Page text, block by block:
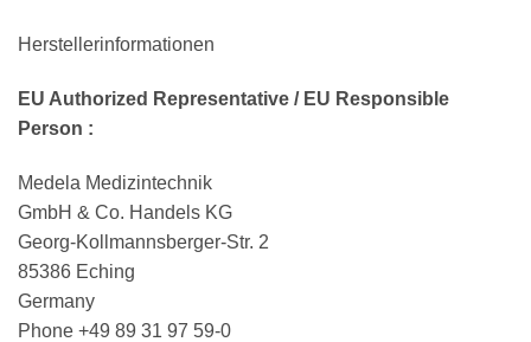
Herstellerinformationen
EU Authorized Representative / EU Responsible
Person :
Medela Medizintechnik
GmbH & Co. Handels KG
Georg-Kollmannsberger-Str. 2
85386 Eching
Germany
Phone +49 89 31 97 59-0